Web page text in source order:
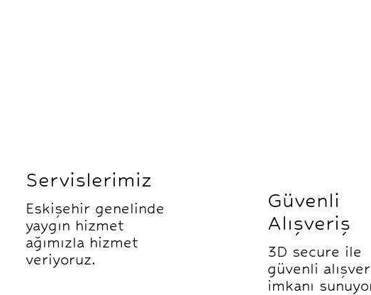
Servislerimiz
Eskişehir genelinde
yaygın hizmet
ağımızla hizmet
veriyoruz.
Güvenli
Alışveriş
3D secure ile
güvenli
imkanı